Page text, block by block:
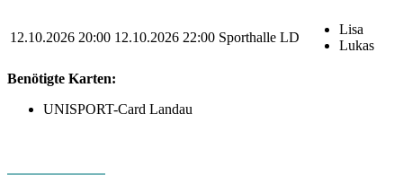
12.10.2026 20:00 12.10.2026 22:00 Sporthalle LD
Lisa
Lukas
Benötigte Karten:
UNISPORT-Card Landau